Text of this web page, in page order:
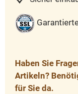
Haben Sie
Artikeln?
für Sie da.